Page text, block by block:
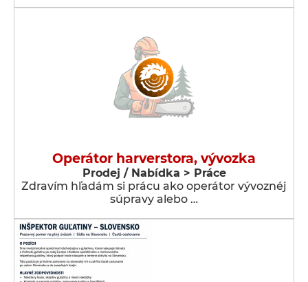
Operátor harverstora, vývozka
Prodej / Nabídka > Práce
Zdravím hľadám si prácu ako operátor vývoznéj
súpravy alebo …